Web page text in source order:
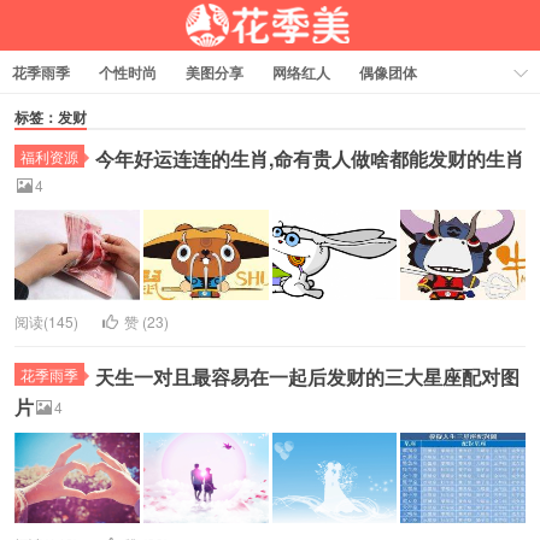
花季雨季 个性时尚 美图分享 网络红人
偶像团体
福利资源
标签：发财
福利资源 今年好运连连的生肖,命有贵人做啥都能发财的生肖
4
阅读(145) 赞 (23)
花季雨季
天生一对且最容易在一起后发财的三大星座配对图
片
4